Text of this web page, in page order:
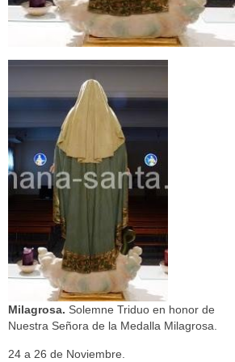
Milagrosa. Solemne Triduo en honor de
Nuestra Señora de la Medalla Milagrosa.
24 a 26 de Noviembre.